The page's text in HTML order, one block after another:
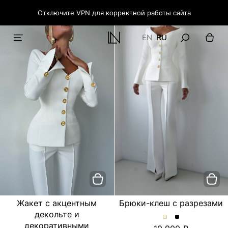
Отключите VPN для корректной работы сайта
EN RU
Жакет с акцентным
декольте и
декоративными
Брюки-клеш с разрезами
Брюки-Брюки-